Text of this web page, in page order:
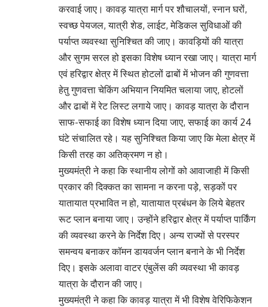
करवाई जाए। कावड़ यात्रा मार्ग पर शौचालयों, स्नान घरों,
स्वच्छ पेयजल, यात्री शेड, लाईट, मेडिकल सुविधाओं की
पर्याप्त व्यवस्था सुनिश्चित की जाए। कावड़ियों की यात्रा
और सुगम सरल हो इसका विशेष ध्यान रखा जाए। यात्रा मार्ग
एवं हरिद्वार क्षेत्र में स्थित होटलों ढाबों में भोजन की गुणवत्ता
हेतु गुणवत्ता चेकिंग अभियान नियमित चलाया जाए, होटलों
और ढाबों में रेट लिस्ट लगाये जाए। कावड़ यात्रा के दौरान
साफ-सफाई का विशेष ध्यान दिया जाए, सफाई का कार्य 24
घंटे संचालित रहे। यह सुनिश्चित किया जाए कि मेला क्षेत्र में
किसी तरह का अतिक्रमण न हो।
मुख्यमंत्री ने कहा कि स्थानीय लोगों को आवाजाही में किसी
प्रकार की दिक्कत का सामना न करना पड़े, सड़कों पर
यातायात प्रभावित न हो, यातायात प्रबंधन के लिये बेहतर
रूट प्लान बनाया जाए। उन्होंने हरिद्वार क्षेत्र में पर्याप्त पार्किंग
की व्यवस्था करने के निर्देश दिए। अन्य राज्यों से परस्पर
समन्वय बनाकर कॉमन डायवर्जन प्लान बनाने के भी निर्देश
दिए। इसके अलावा वाटर एंबुलेंस की व्यवस्था भी कावड़
यात्रा के दौरान की जाए।
मुख्यमंत्री ने कहा कि कावड़ यात्रा में भी विशेष वेरिफिकेशन